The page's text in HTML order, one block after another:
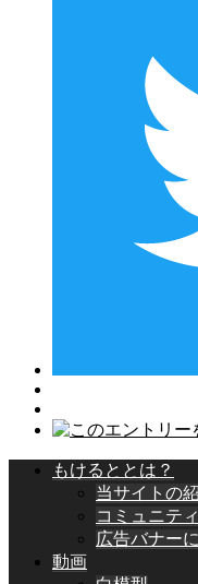
もけるととは？
当サイトの
コミュニテ
広告バナー
動画